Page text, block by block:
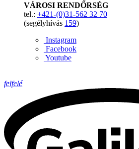
VÁROSI RENDŐRSÉG
tel.: +421-(0)31-562 32 70
(segélyhívás 159)
Instagram
Facebook
Youtube
felfelé